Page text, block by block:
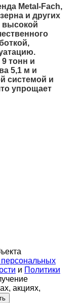
Metal-Fach,
и других
высокой
тонн и
5,1 м и
системой и
упрощает
персональных
и Политики
акциях,